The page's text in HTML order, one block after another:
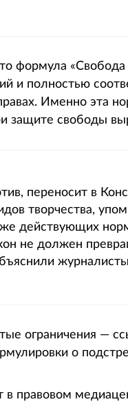
формула «Свобода
и полностью
Именно эта
защите свободы
переносит в
творчества,
действующих
не должен
ограничения —
о
в правовом